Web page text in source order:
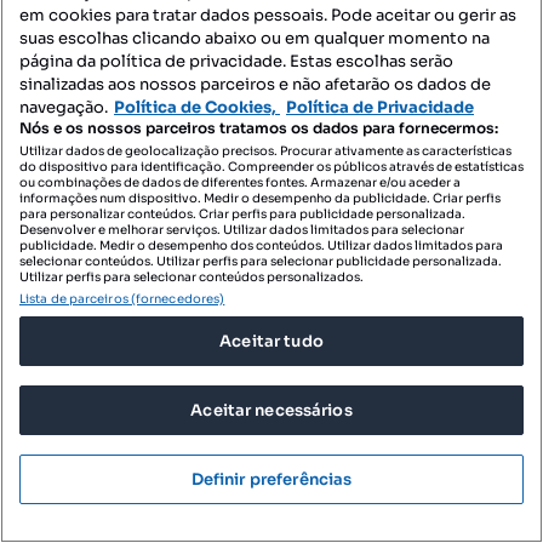
295 €29,50 €/m²
Quarto - localizado em Leiria
Barreira, Leiria, Pousos, Barreira e Cortes, Leiria, Leiria
Preço por metro quadrado
10 m²
Uniplaces
em cookies para tratar dados pessoais. Pode aceitar ou gerir as
suas escolhas clicando abaixo ou em qualquer momento na
página da política de privacidade. Estas escolhas serão
sinalizadas aos nossos parceiros e não afetarão os dados de
navegação. Política de Cookies, Política de Privacidade
Nós e os nossos parceiros tratamos os dados para fornecermos:
Utilizar dados de geolocalização precisos. Procurar ativamente as características
do dispositivo para identificação. Compreender os públicos através de estatísticas
ou combinações de dados de diferentes fontes. Armazenar e/ou aceder a
informações num dispositivo. Medir o desempenho da publicidade. Criar perfis
para personalizar conteúdos. Criar perfis para publicidade personalizada.
Desenvolver e melhorar serviços. Utilizar dados limitados para selecionar
publicidade. Medir o desempenho dos conteúdos. Utilizar dados limitados para
selecionar conteúdos. Utilizar perfis para selecionar publicidade personalizada.
Utilizar perfis para selecionar conteúdos personalizados.
Lista de parceiros (fornecedores)
Aceitar tudo
Aceitar necessários
Definir preferências